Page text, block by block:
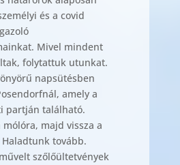
és a covid
Mivel mindent
folytattuk utunkat.
napsütésben
amely a
partján található.
majd vissza a
tovább.
szőlőültetvények